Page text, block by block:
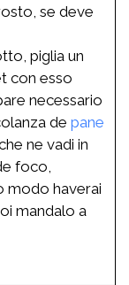
se deve
piglia un
con esso
necessario
de pane
ne vadi in
foco,
modo haverai
mandalo a